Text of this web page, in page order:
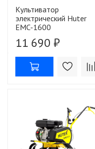
Культиватор
электрический Huter
EMC-1600
11 690 ₽